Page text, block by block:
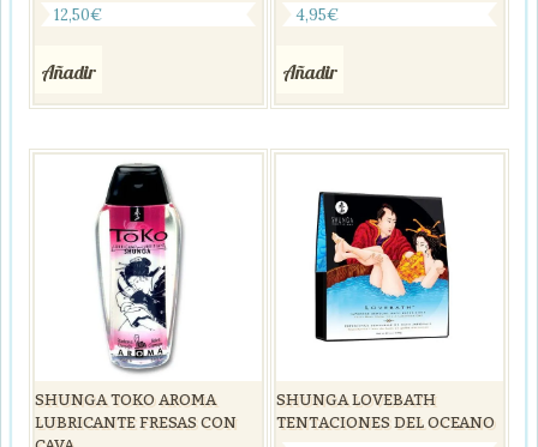
12,50€
Añadir
4,95€
Añadir
SHUNGA TOKO AROMA
LUBRICANTE FRESAS CON
SHUNGA LOVEBATH
TENTACIONES DEL OCEANO